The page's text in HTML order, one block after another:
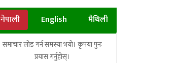
नेपाली English मैथिली
समाचार लोड गर्न समस्या भयो। कृपया पुनः
प्रयास गर्नुहोस्।